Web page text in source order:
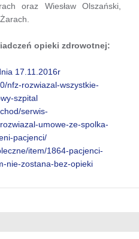
oraz Wiesław Olszański,
opieki zdrowotnej:
17.11.2016r
nfz-rozwiazal-wszystkie-
szpital
serwis-
umowe-ze-spolka-
pacjenci/
item/1864-pacjenci-
nie-zostana-bez-opieki